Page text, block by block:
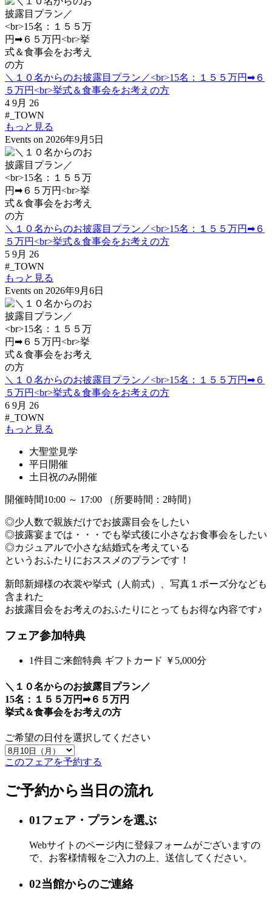
＼１０名からのお披露目プラン／<br>15名：１５５万円➡６
５万円<br>挙式＆食事会をお考えの方
4 9月 26
#_TOWN
もっと見る
Events on 2026年9月5日
＼１０名からのお披露目プラン／<br>15名：１５５万円➡６
５万円<br>挙式＆食事会をお考えの方
5 9月 26
#_TOWN
もっと見る
Events on 2026年9月6日
＼１０名からのお披露目プラン／<br>15名：１５５万円➡６
５万円<br>挙式＆食事会をお考えの方
6 9月 26
#_TOWN
もっと見る
大聖堂見学
平日開催
土日祝のみ開催
開催時間10:00 ～ 17:00 （所要時間：2時間）
◎少人数で親族だけでお披露目会をしたい
◎披露宴までは・・・でも挙式後に小さなお食事会をしたい
◎カジュアルで小さな結婚式を考えている
というおふたりにおススメのプランです！
新郎新婦様の衣裳や挙式（人前式）、写真１ポーズ分なども
含まれた
お披露目会をお考えのおふたりにとってもお得な内容です♪
フェア参加特典
1件目ご来館特典 ギフトカード ￥5,000分
＼１０名からのお披露目プラン／
15名：１５５万円➡６５万円
挙式＆食事会をお考えの方
ご希望の日付を選択してください
このフェアを予約する
ご予約から当日の流れ
01 フェア・プランを選ぶ
Webサイトのページ内に登録フォームがございますの
で、お客様情報をご入力の上、送信してください。
02当館からのご連絡